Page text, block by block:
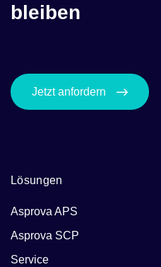
bleiben
Jetzt anfordern
Lösungen
Asprova APS
Asprova SCP
Service